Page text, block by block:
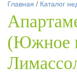
Главная / Каталог
(Южное